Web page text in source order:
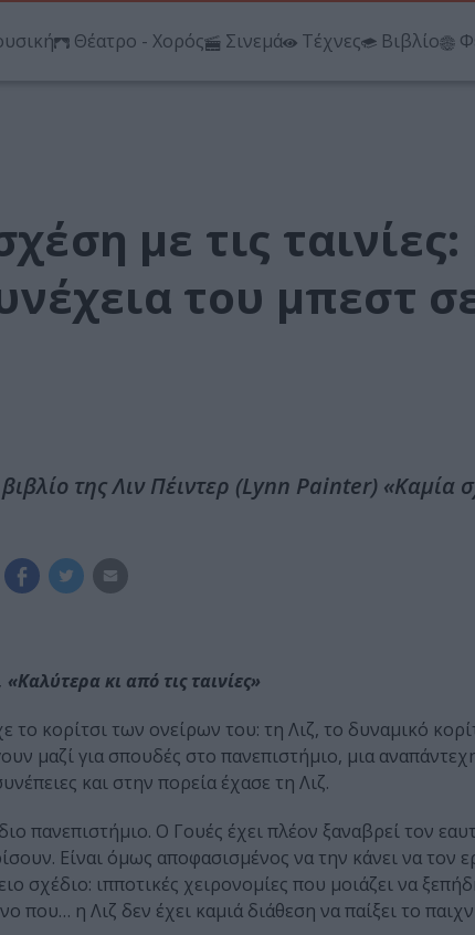
Θέατρο - Χορός Σινεμά Τέχνες Βιβλίο
με τις ταινίες:
του μπεστ
της Λιν Πέιντερ (Lynn Painter) «Καμία
κι από τις ταινίες»
το κορίτσι των ονείρων του: τη Λιζ, το δυναμικό
μαζί για σπουδές στο πανεπιστήμιο, μια
και στην πορεία έχασε τη Λιζ.
πανεπιστήμιο. Ο Γουές έχει πλέον ξαναβρεί τον
Είναι όμως αποφασισμένος να την κάνει να τον
σχέδιο: ιπποτικές χειρονομίες που μοιάζει να
που… η Λιζ δεν έχει καμιά διάθεση να παίξει το